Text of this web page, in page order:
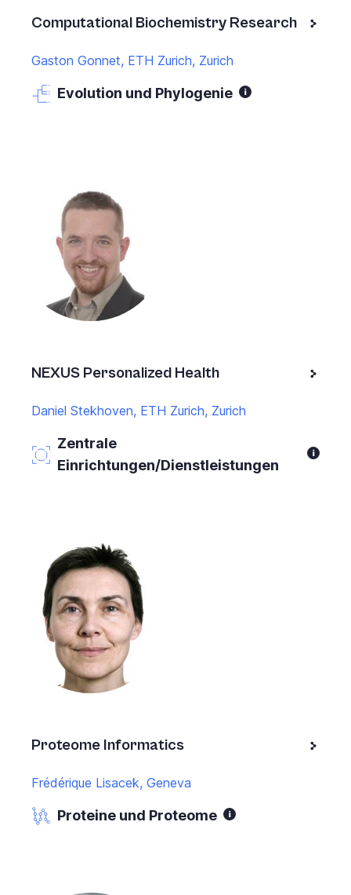
Computational Biochemistry Research
Gaston Gonnet, ETH Zurich, Zurich
Evolution und Phylogenie
NEXUS Personalized Health
Daniel Stekhoven, ETH Zurich, Zurich
Zentrale
Einrichtungen/Dienstleistungen
Proteome Informatics
Frédérique Lisacek, Geneva
Proteine und Proteome